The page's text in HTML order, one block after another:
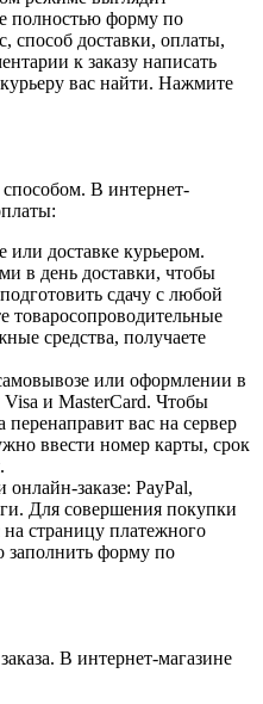
полностью форму по
способ доставки, оплаты,
к заказу написать
вас найти. Нажмите
В интернет-
доставке курьером.
в день доставки, чтобы
сдачу с любой
средства, получаете
или оформлении в
Visa и MasterCard. Чтобы
перенаправит вас на сервер
ввести номер карты, срок
заказе: PayPal,
Для совершения покупки
на страницу платежного
заполнить форму по
В интернет-магазине